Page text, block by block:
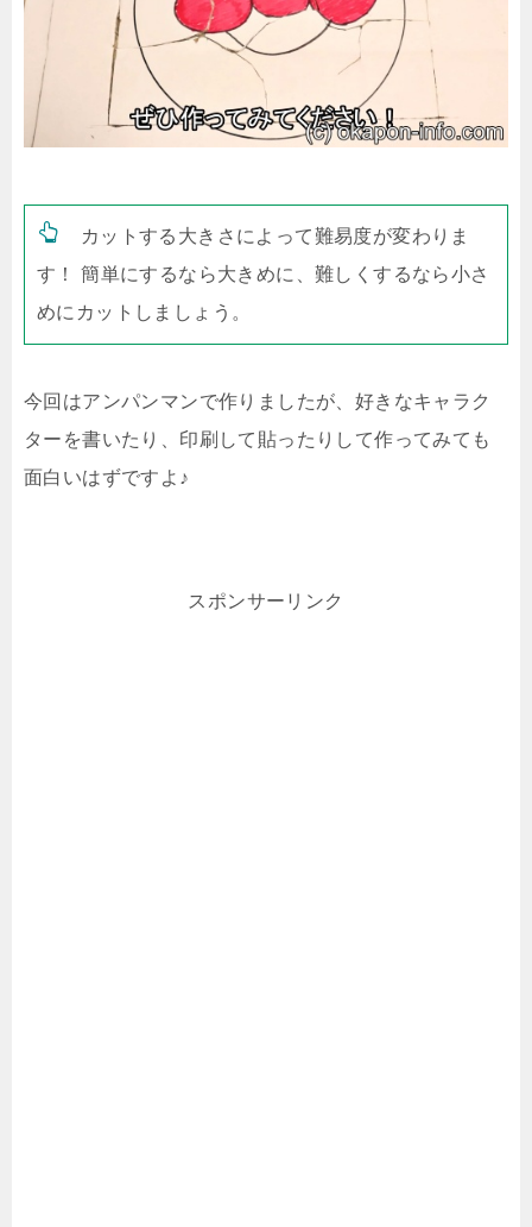
カットする大きさによって難易度が変わりま
す！ 簡単にするなら大きめに、難しくするなら小さ
めにカットしましょう。
今回はアンパンマンで作りましたが、好きなキャラク
ターを書いたり、印刷して貼ったりして作ってみても
面白いはずですよ♪
スポンサーリンク